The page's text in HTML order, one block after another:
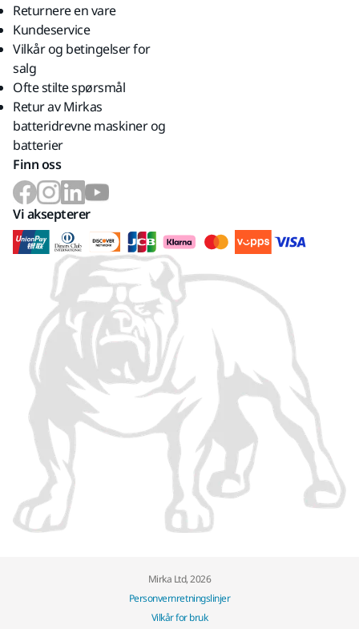
Returnere en vare
Kundeservice
Vilkår og betingelser for
salg
Ofte stilte spørsmål
Retur av Mirkas
batteridrevne maskiner og
batterier
Finn oss
Vi aksepterer
Mirka Ltd, 2026
Personvernretningslinjer
Vilkår for bruk